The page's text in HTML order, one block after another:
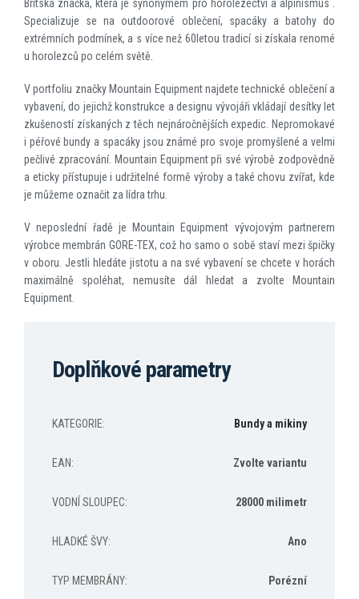
Britská značka, která je synonymem pro horolezectví a alpinismus .
Specializuje se na outdoorové oblečení, spacáky a batohy do
extrémních podmínek, a s více než 60letou tradicí si získala renomé
u horolezců po celém světě.
V portfoliu značky Mountain Equipment najdete technické oblečení a
vybavení, do jejichž konstrukce a designu vývojáři vkládají desítky let
zkušeností získaných z těch nejnáročnějších expedic. Nepromokavé
i péřové bundy a spacáky jsou známé pro svoje promyšlené a velmi
pečlivé zpracování. Mountain Equipment při své výrobě zodpovědně
a eticky přístupuje i udržitelné formě výroby a také chovu zvířat, kde
je můžeme označit za lídra trhu.
V neposlední řadě je Mountain Equipment vývojovým partnerem
výrobce membrán GORE-TEX, což ho samo o sobě staví mezi špičky
v oboru. Jestli hledáte jistotu a na své vybavení se chcete v horách
maximálně spoléhat, nemusíte dál hledat a zvolte Mountain
Equipment.
Doplňkové parametry
KATEGORIE: Bundy a mikiny
EAN: Zvolte variantu
VODNÍ SLOUPEC: 28000 milimetr
HLADKÉ ŠVY: Ano
TYP MEMBRÁNY: Porézní